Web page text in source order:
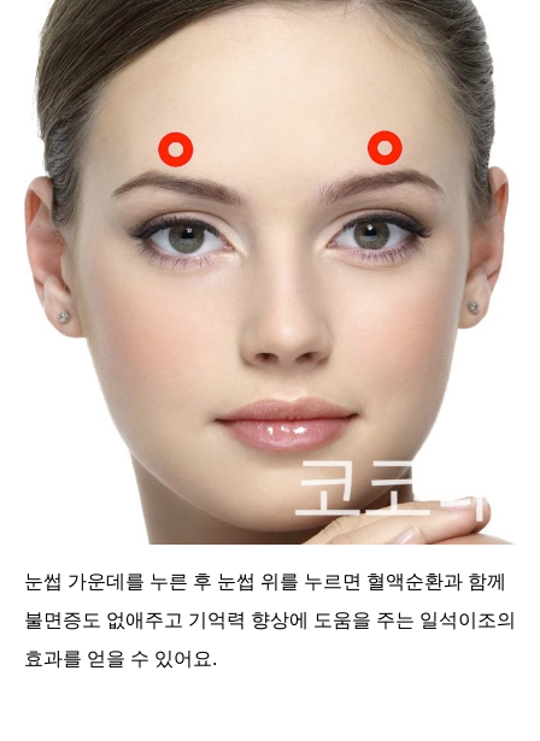
눈썹 가운데를 누른 후 눈썹 위를 누르면 혈액순환과 함께
불면증도 없애주고 기억력 향상에 도움을 주는 일석이조의
효과를 얻을 수 있어요.